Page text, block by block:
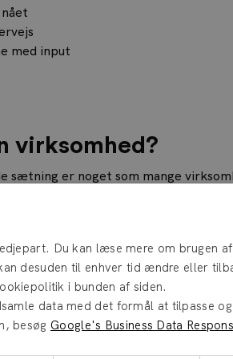
med input
virksomhed?
sætning er noget som mange
målet? Hvordan ved I, hvornår I
Så lad os nu prøve at gøre
fra 5% til 2% på ét år”
mål. Vi ved, om vi kan poppe
Du kan læse mere om brugen
desuden til enhver tid ændre eller
i bunden af siden.
data med det formål at tilpasse
besøg Google's Business Data